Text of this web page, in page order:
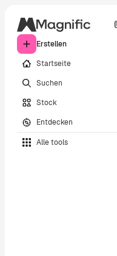
Erstellen
Startseite
Suchen
Stock
Entdecken
Alle tools